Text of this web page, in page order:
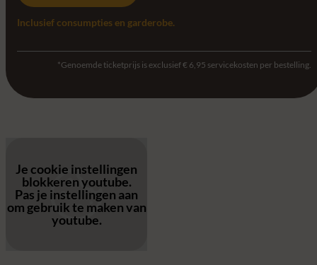
Inclusief consumpties en garderobe.
*Genoemde ticketprijs is exclusief € 6,95 servicekosten per bestelling.
Je cookie instellingen
blokkeren youtube.
Pas je instellingen aan
om gebruik te maken van
youtube.